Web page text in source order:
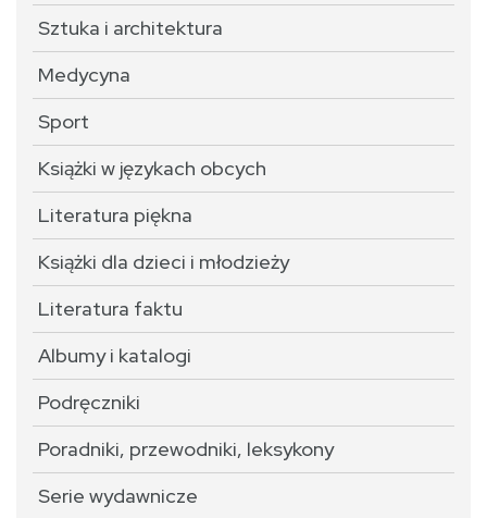
Sztuka i architektura
Medycyna
Sport
Książki w językach obcych
Literatura piękna
Książki dla dzieci i młodzieży
Literatura faktu
Albumy i katalogi
Podręczniki
Poradniki, przewodniki, leksykony
Serie wydawnicze